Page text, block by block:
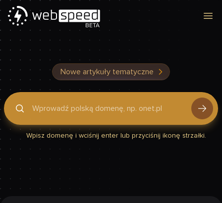
BETA
Nowe artykuły tematyczne
Podaj domenę, by sprawdzić, czy Twoja strona jest szybka
Wpisz domenę i wciśnij enter lub przyciśnij ikonę strzałki.